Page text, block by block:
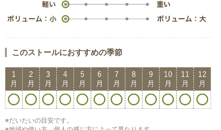
このストールにおすすめの季節
※だいたいの目安です。